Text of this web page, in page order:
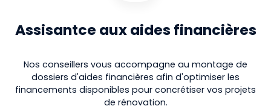
Assisantce aux aides financières
Nos conseillers vous accompagne au montage de
dossiers d'aides financières afin d'optimiser les
financements disponibles pour concrétiser vos projets
de rénovation.